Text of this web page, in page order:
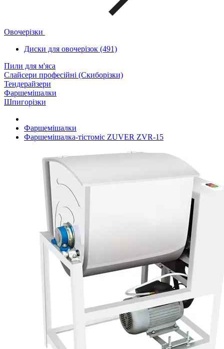
Овочерізки
Диски для овочерізок (491)
Пили для м'яса
Слайсери професійні (Скиборізки)
Тендерайзери
Фаршемішалки
Шпигорізки
Фаршемішалки
Фаршемішалка-тістоміс ZUVER ZVR-15